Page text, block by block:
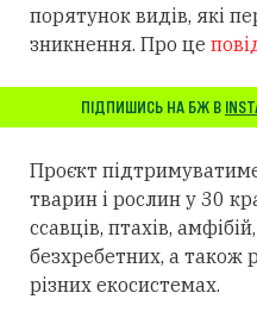
порятунок видів, які
зникнення. Про це
ПІДПИШИСЬ НА БЖ В
Проєкт
тварин і рослин у 30
ссавців, птахів,
безхребетних, а
різних екосистемах.